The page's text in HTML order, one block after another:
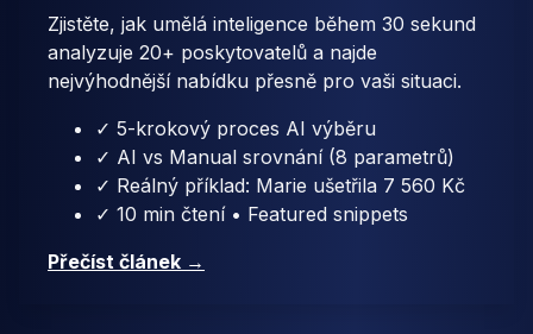
Zjistěte, jak umělá inteligence během 30 sekund
analyzuje 20+ poskytovatelů a najde
nejvýhodnější nabídku přesně pro vaši situaci.
✓ 5-krokový proces AI výběru
✓ AI vs Manual srovnání (8 parametrů)
✓ Reálný příklad: Marie ušetřila 7 560 Kč
✓ 10 min čtení • Featured snippets
Přečíst článek →